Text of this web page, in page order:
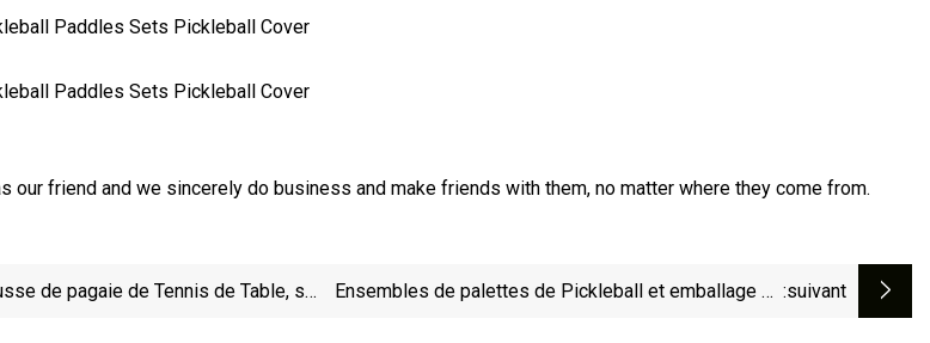
our friend and we sincerely do business and make friends with them, no matter where they come from.
de pagaie de Tennis de Table, sac
Ensembles de palettes de Pickleball et emballage de :suivant